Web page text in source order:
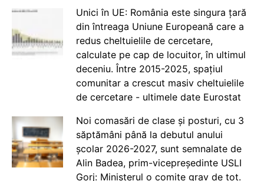
Unici în UE: România este singura țară
din întreaga Uniune Europeană care a
redus cheltuielile de cercetare,
calculate pe cap de locuitor, în ultimul
deceniu. Între 2015-2025, spațiul
comunitar a crescut masiv cheltuielile
de cercetare - ultimele date Eurostat
Noi comasări de clase și posturi, cu 3
săptămâni până la debutul anului
școlar 2026-2027, sunt semnalate de
Alin Badea, prim-vicepreședinte USLI
Gorj: Ministerul o comite grav de tot.